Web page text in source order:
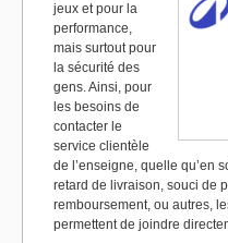
jeux et pour la
performance,
mais surtout pour
la sécurité des
gens. Ainsi, pour
les besoins de
contacter le
service clientèle
de l’enseigne, quelle qu’en
retard de livraison, souci de
remboursement, ou autres,
permettent de joindre